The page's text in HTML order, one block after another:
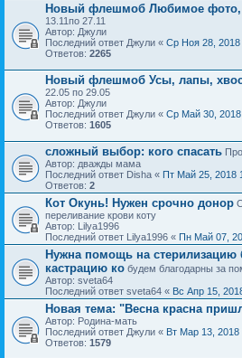
Новый флешмоб Любимое фото,
13.11по 27.11
Автор: Джули
Последний ответ Джули « Ср Ноя 28, 2018
Ответов: 2265
Новый флешмоб Усы, лапы,
22.05 по 29.05
Автор: Джули
Последний ответ Джули « Ср Май 30, 2018
Ответов: 1605
сложный выбор: кого спасать
Автор: дважды мама
Последний ответ Disha « Пт Май 25, 2018
Ответов: 2
Кот Окунь! Нужен срочно донор
переливание крови коту
Автор: Lilya1996
Последний ответ Lilya1996 « Пн Май 07,
Нужна помощь на стерилизацию
кастрацию ко будем благодарны за
Автор: sveta64
Последний ответ sveta64 « Вс Апр 15,
Новая тема: "Весна красна
Автор: Родина-мать
Последний ответ Джули « Вт Мар 13, 2018
Ответов: 1579